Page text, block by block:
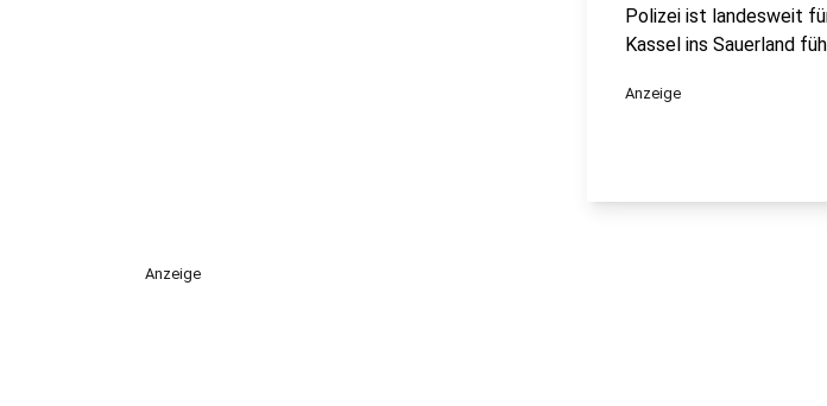
Polizei ist landesweit
Kassel ins Sauerland
Anzeige
Anzeige